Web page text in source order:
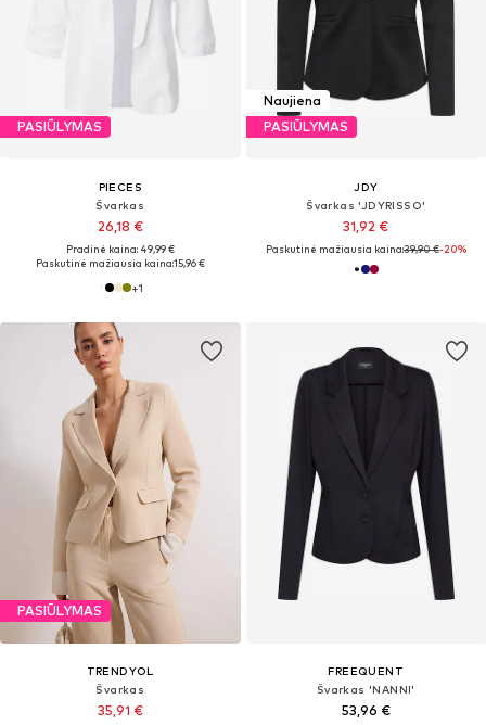
PASIŪLYMAS
PIECES
Švarkas
26,18 €
Pradinė kaina: 49,99 €
Paskutinė mažiausia kaina:15,96 €
+1
Naujiena
PASIŪLYMAS
JDY
Švarkas 'JDYRISSO'
31,92 €
Paskutinė mažiausia kaina:39,90 €-20%
PASIŪLYMAS
TRENDYOL
Švarkas
35,91 €
FREEQUENT
Švarkas 'NANNI'
53,96 €